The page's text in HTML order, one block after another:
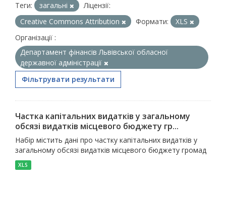
Теги: загальні
Ліцензії:
Creative Commons Attribution
Формати:
XLS
Організації :
Департамент фінансів Львівської обласної
державної адміністрації
Фільтрувати результати
Частка капітальних видатків у загальному
обсязі видатків місцевого бюджету гр...
Набір містить дані про частку капітальних видатків у
загальному обсязі видатків місцевого бюджету громад
XLS